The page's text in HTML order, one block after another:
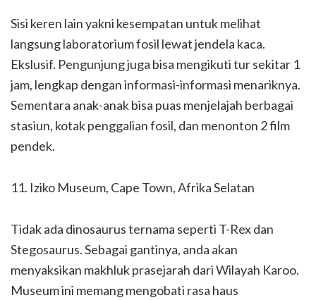
Sisi keren lain yakni kesempatan untuk melihat
langsung laboratorium fosil lewat jendela kaca.
Ekslusif. Pengunjung juga bisa mengikuti tur sekitar 1
jam, lengkap dengan informasi-informasi menariknya.
Sementara anak-anak bisa puas menjelajah berbagai
stasiun, kotak penggalian fosil, dan menonton 2 film
pendek.
11. Iziko Museum, Cape Town, Afrika Selatan
Tidak ada dinosaurus ternama seperti T-Rex dan
Stegosaurus. Sebagai gantinya, anda akan
menyaksikan makhluk prasejarah dari Wilayah Karoo.
Museum ini memang mengobati rasa haus